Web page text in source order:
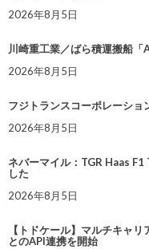
2026年8月5日
川崎重工業／ばら積運搬船「
2026年8月5日
フジトランスコーポレーショ
2026年8月5日
ネバーマイル：TGR Haas
した
2026年8月5日
【トドケール】マルチキャ
とのAPI連携を開始